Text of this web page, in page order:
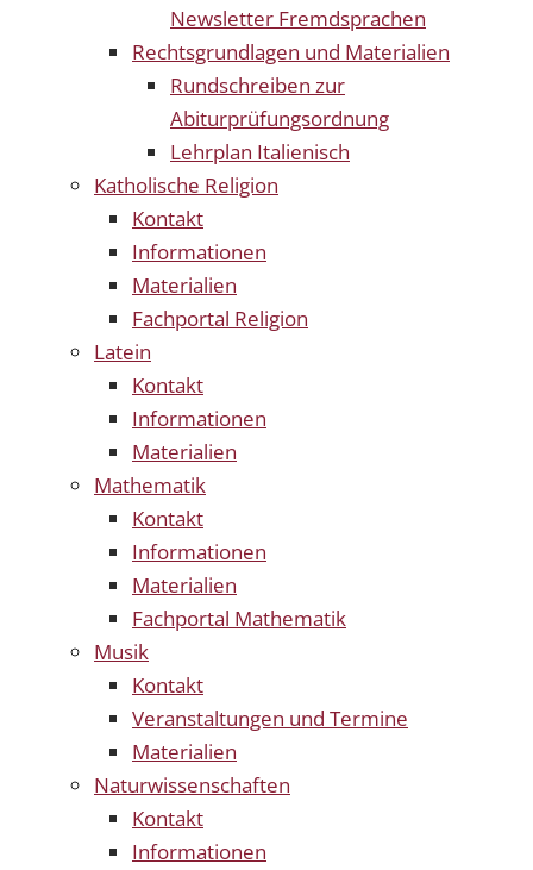
Newsletter Fremdsprachen
Rechtsgrundlagen und Materialien
Rundschreiben zur
Abiturprüfungsordnung
Lehrplan Italienisch
Katholische Religion
Kontakt
Informationen
Materialien
Fachportal Religion
Latein
Kontakt
Informationen
Materialien
Mathematik
Kontakt
Informationen
Materialien
Fachportal Mathematik
Musik
Kontakt
Veranstaltungen und Termine
Materialien
Naturwissenschaften
Kontakt
Informationen